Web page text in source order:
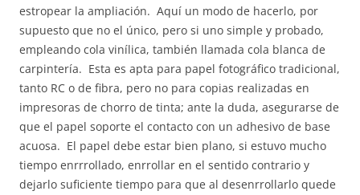
estropear la ampliación. Aquí un modo de hacerlo, por
supuesto que no el único, pero si uno simple y probado,
empleando cola vinílica, también llamada cola blanca de
carpintería. Esta es apta para papel fotográfico tradicional,
tanto RC o de fibra, pero no para copias realizadas en
impresoras de chorro de tinta; ante la duda, asegurarse de
que el papel soporte el contacto con un adhesivo de base
acuosa. El papel debe estar bien plano, si estuvo mucho
tiempo enrrrollado, enrrollar en el sentido contrario y
dejarlo suficiente tiempo para que al desenrrollarlo quede